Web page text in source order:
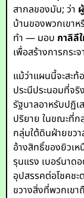
สากลของมัน; ว่า
บ้านของพวกเขาห
ทำ — มอบ กาลิลี
เพื่อสร้างการกร
แม้ว่าแผนนี้จะสะ
ประนีประนอมที่จ
รัฐบาลอาหรับปฏิเ
ปริยาย ในขณะที่ก
กลุ่มใต้ดินฝ่ายขว
อ้างสิทธิ์ของยิวเห
รุนแรง เบอร์นาด
อุปสรรคต่อโชคช
ขวางสิ่งที่พวกเขา